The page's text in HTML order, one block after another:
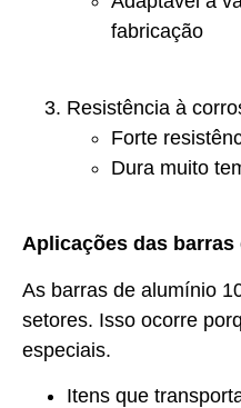
fabricação
Resistência à
Forte
Dura muito
Aplicações das barras
As barras de alumínio
setores. Isso ocorre
especiais.
Itens que